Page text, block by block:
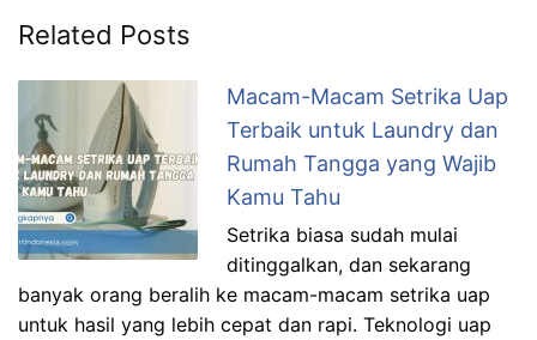
Related Posts
Macam-Macam Setrika Uap
Terbaik untuk Laundry dan
Rumah Tangga yang Wajib
Kamu Tahu
Setrika biasa sudah mulai
ditinggalkan, dan sekarang
banyak orang beralih ke macam-macam setrika uap
untuk hasil yang lebih cepat dan rapi. Teknologi uap